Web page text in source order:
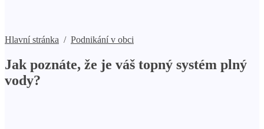
Hlavní stránka / Podnikání v obci
Jak poznáte, že je váš topný systém plný
vody?